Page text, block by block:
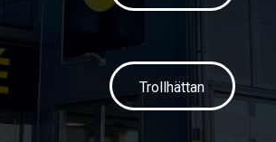
Trollhättan